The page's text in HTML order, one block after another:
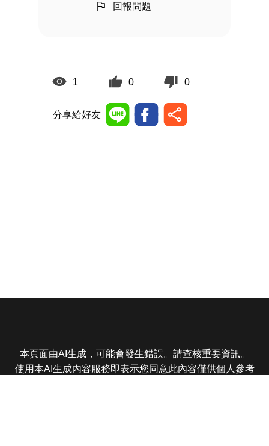
回報問題
1 0 0
分享給好友
本頁面由AI生成，可能會發生錯誤。請查核重要資訊。
使用本AI生成內容服務即表示您同意此內容僅供個人參考